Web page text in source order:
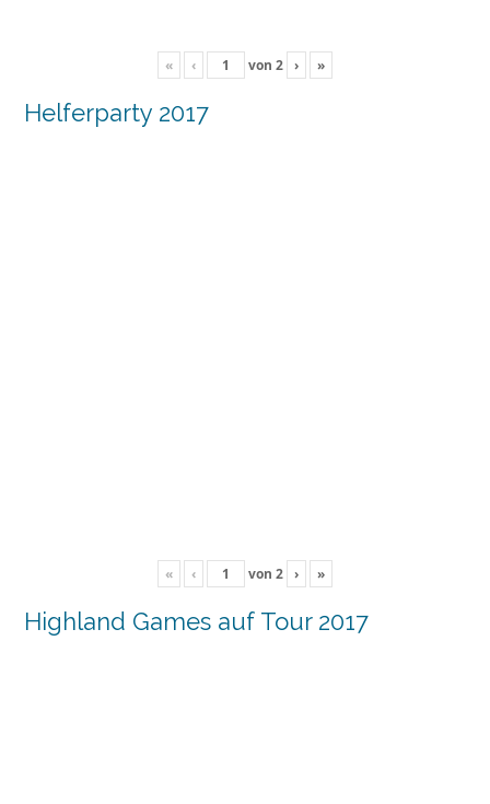
« ‹ von 2 › »
Helferparty 2017
« ‹ von 2 › »
Highland Games auf Tour 2017